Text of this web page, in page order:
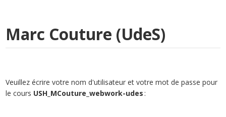
Marc Couture (UdeS)
Veuillez écrire votre nom d'utilisateur et votre mot de passe pour
le cours USH_MCouture_webwork-udes :